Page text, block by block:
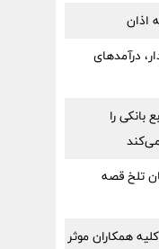
اذان
درآمدهای
بانکی را
تلخ قصه
همکاران موثر